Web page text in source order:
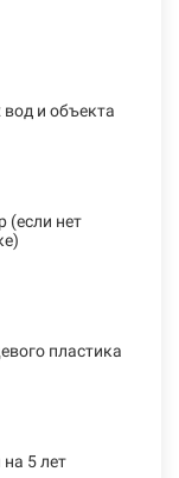
и объекта
(если нет
пластика
5 лет